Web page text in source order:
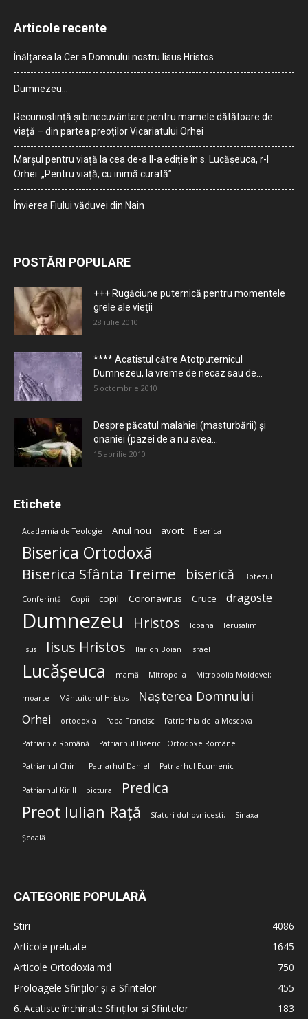
Articole recente
Înălțarea la Cer a Domnului nostru Iisus Hristos
Dumnezeu…
Recunoștință și binecuvântare pentru mamele dătătoare de
viață – din partea preoților Vicariatului Orhei
Marșul pentru viață la cea de-a II-a ediție în s. Lucășeuca, r-l
Orhei: „Pentru viață, cu inimă curată”
Învierea Fiului văduvei din Nain
POSTĂRI POPULARE
+++ Rugăciune puternică pentru momentele
grele ale vieţii
28 iulie 2010
**** Acatistul către Atotputernicul
Dumnezeu, la vreme de necaz sau de...
5 octombrie 2010
Despre păcatul malahiei (masturbării) şi
onaniei (pazei de a nu avea...
15 aprilie 2010
Etichete
Academia de Teologie Anul nou avort Biserica
Biserica Ortodoxă
Biserica Sfânta Treime biserică Botezul
Conferință Copii copil Coronavirus Cruce dragoste
Dumnezeu Hristos Icoana Ierusalim
Iisus Iisus Hristos Ilarion Boian Israel
Lucășeuca mamă Mitropolia Mitropolia Moldovei;
moarte Mântuitorul Hristos Nașterea Domnului
Orhei ortodoxia Papa Francisc Patriarhia de la Moscova
Patriarhia Română Patriarhul Bisericii Ortodoxe Române
Patriarhul Chiril Patriarhul Daniel Patriarhul Ecumenic
Patriarhul Kirill pictura Predica
Preot Iulian Rață Sfaturi duhovnicești; Sinaxa
Școală
CATEGORIE POPULARĂ
Stiri
4086
Articole preluate
1645
Articole Ortodoxia.md
750
Proloagele Sfinților și a Sfintelor
455
6. Acatiste închinate Sfinților și Sfintelor
183